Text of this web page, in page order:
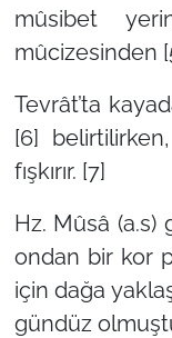
mûsibet
mûcizesinden
Tevrât’ta
[6]
fışkırır. [7]
Hz. Mûsâ
ondan bir kor
için dağa
gündüz